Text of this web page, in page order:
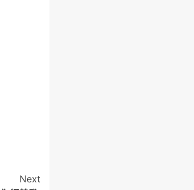
Next